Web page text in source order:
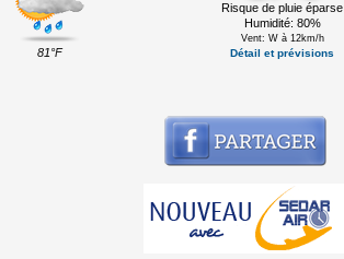
81°F
Risque de pluie éparse
Humidité: 80%
Vent: W à 12km/h
Détail et prévisions